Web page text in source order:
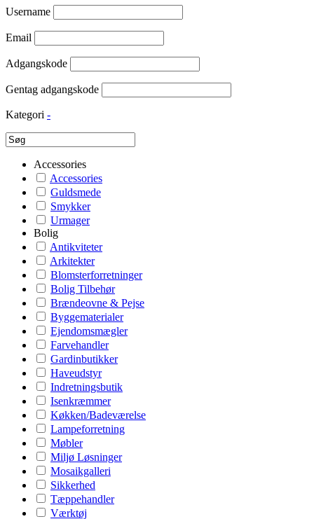
Username
Email
Adgangskode
Gentag adgangskode
Kategori -
Accessories
Accessories
Guldsmede
Smykker
Urmager
Bolig
Antikviteter
Arkitekter
Blomsterforretninger
Bolig Tilbehør
Brændeovne & Pejse
Byggematerialer
Ejendomsmægler
Farvehandler
Gardinbutikker
Haveudstyr
Indretningsbutik
Isenkræmmer
Køkken/Badeværelse
Lampeforretning
Møbler
Miljø Løsninger
Mosaikgalleri
Sikkerhed
Tæppehandler
Værktøj